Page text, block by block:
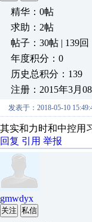
精华：0帖
求助：2帖
帖子：30帖 | 139回
年度积分：0
历史总积分：139
注册：2015年3月08
发表于：2018-05-10
其实和力时和中控用
回复 引用 举报
gmwdyx
关注 私信